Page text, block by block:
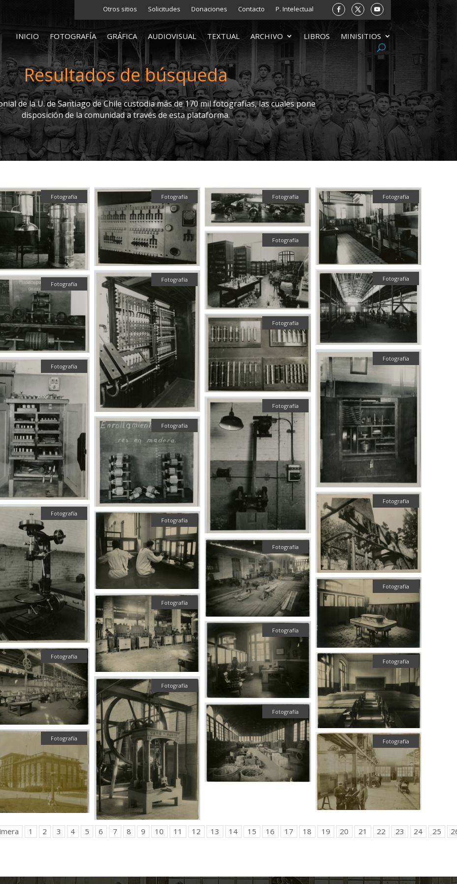
Otros sitios Solicitudes Donaciones Contacto P. Intelectual
INICIO FOTOGRAFÍA GRÁFICA AUDIOVISUAL TEXTUAL ARCHIVO LIBROS MINISITIOS
Resultados de búsqueda
de la U. de Santiago de Chile custodia más de 170 mil fotografías, las cuales pone
disposición de la comunidad a través de esta plataforma.
Fotografía Fotografía Fotografía Fotografía
Fotografía
Fotografía
Fotografía
Fotografía
Fotografía
Fotografía
Fotografía
Fotografía
Fotografía
Fotografía
Fotografía
Fotografía
Fotografía
Fotografía
Fotografía
Fotografía
Fotografía
Fotografía
Fotografía
Fotografía
Fotografía Fotografía
1 2 3 4 5 6 7 8 9 10 11 12 13 14 15 16 17 18 19 20 21 22 23 24 25